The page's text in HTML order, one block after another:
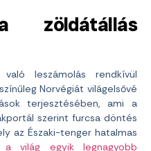
zöldátállás
leszámolás rendkívül
Norvégiát világelsővé
terjesztésében, ami a
szerint furcsa döntés
az Északi-tenger hatalmas
a világ egyik legnagyobb